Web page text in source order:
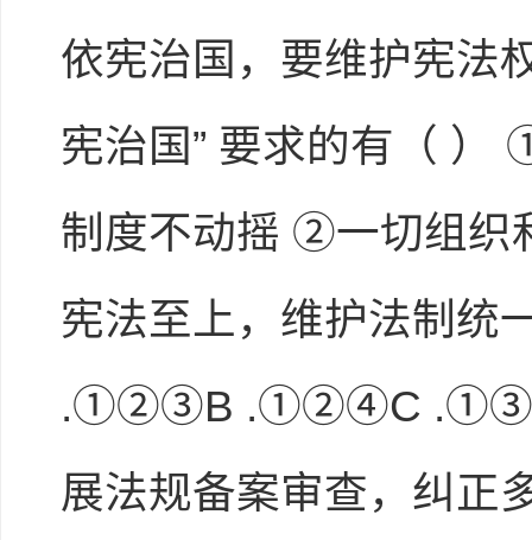
依宪治国，要维护宪法
宪治国” 要求的有（ ）
制度不动摇 ②一切组织
宪法至上，维护法制统
.①②③B .①②④C
展法规备案审查，纠正